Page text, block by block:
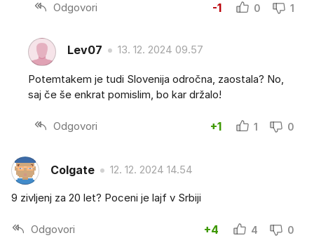
Odgovori -1 0 1
Lev07 13. 12. 2024 09.57
Potemtakem je tudi Slovenija odročna, zaostala? No,
saj če še enkrat pomislim, bo kar držalo!
Odgovori +1 1 0
Colgate 12. 12. 2024 14.54
9 zivljenj za 20 let? Poceni je lajf v Srbiji
Odgovori +4 4 0